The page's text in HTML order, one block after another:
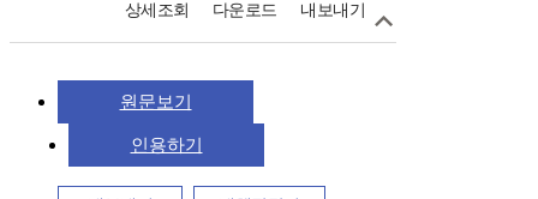
상세조회 다운로드 내보내기
원문보기
인용하기